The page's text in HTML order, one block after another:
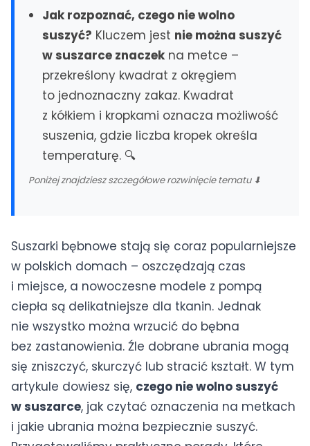
Białystok
Olsztyn
Zielona Góra
(+48) 500 597 357·Dojazd gratis · Naprawa w 24h
Wszystkie miasta →
Jak rozpoznać, czego nie wolno
suszyć? Kluczem jest nie można suszyć
w suszarce znaczek na metce –
przekreślony kwadrat z okręgiem
to jednoznaczny zakaz. Kwadrat
z kółkiem i kropkami oznacza możliwość
suszenia, gdzie liczba kropek określa
temperaturę. 🔍
Poniżej znajdziesz szczegółowe rozwinięcie tematu ⬇
Suszarki bębnowe stają się coraz popularniejsze
w polskich domach – oszczędzają czas
i miejsce, a nowoczesne modele z pompą
ciepła są delikatniejsze dla tkanin. Jednak
nie wszystko można wrzucić do bębna
bez zastanowienia. Źle dobrane ubrania mogą
się zniszczyć, skurczyć lub stracić kształt. W tym
artykule dowiesz się, czego nie wolno suszyć
w suszarce, jak czytać oznaczenia na metkach
i jakie ubrania można bezpiecznie suszyć.